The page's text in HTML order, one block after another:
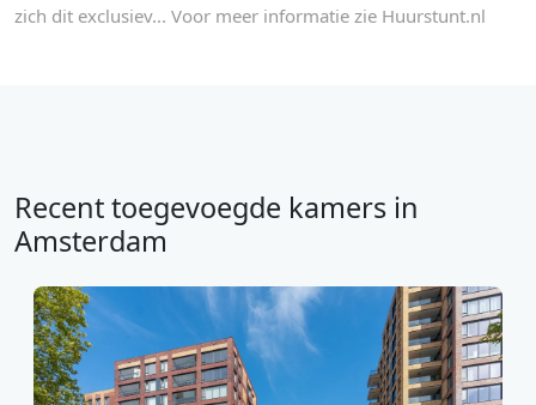
zich dit exclusiev... Voor meer informatie zie Huurstunt.nl
Recent toegevoegde kamers in
Amsterdam